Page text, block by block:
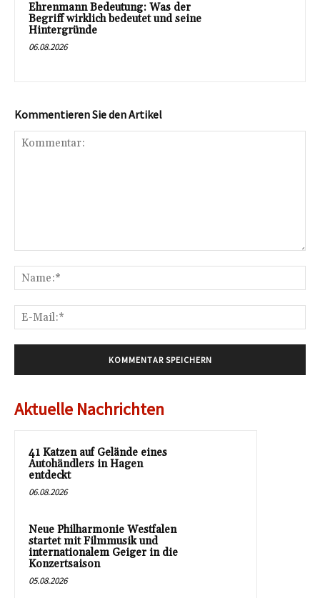
Ehrenmann Bedeutung: Was der
Begriff wirklich bedeutet und seine
Hintergründe
06.08.2026
Kommentieren Sie den Artikel
Aktuelle Nachrichten
41 Katzen auf Gelände eines
Autohändlers in Hagen
entdeckt
06.08.2026
Neue Philharmonie Westfalen
startet mit Filmmusik und
internationalem Geiger in die
Konzertsaison
05.08.2026